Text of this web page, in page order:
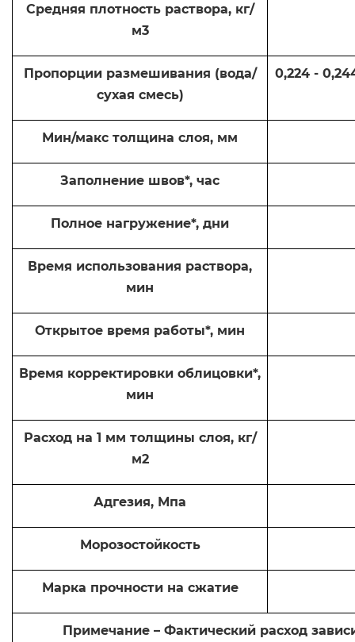
Средняя плотность раствора, кг/
м3
Пропорции размешивания (вода/
сухая смесь)
0,224 -
Мин/макс толщина слоя, мм
Заполнение швов*, час
Полное нагружение*, дни
Время использования раствора,
мин
Открытое время работы*, мин
Время корректировки облицовки*,
мин
Расход на 1 мм толщины слоя, кг/
м2
Адгезия, Мпа
Морозостойкость
Марка прочности на сжатие
Примечание – Фактический расход